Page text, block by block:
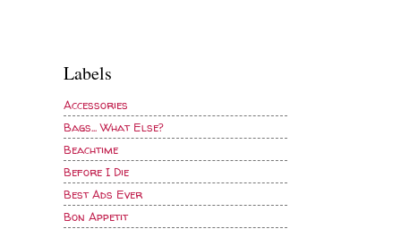
Labels
Accessories
Bags... What Else?
Beachtime
Before I Die
Best Ads Ever
Bon Appetit